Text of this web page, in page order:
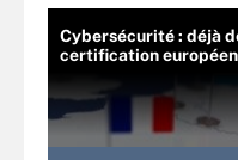
Cybersécurité : déjà
certification